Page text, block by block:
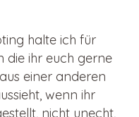
halte ich für
die ihr euch gerne
einer anderen
wenn ihr
nicht unecht,